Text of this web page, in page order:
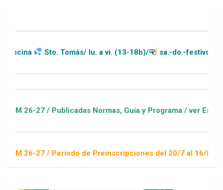
Sto. Tomás/ lu. a vi. (13-18h)/ sa.-do.-festivos (11-20h)
/ Publicadas Normas, Guía y Programa / ver Escuelas
/ Periodo de Preinscripciones del 20/7 al 16/8 / Sorteo 1 de